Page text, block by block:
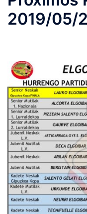
2019/05/